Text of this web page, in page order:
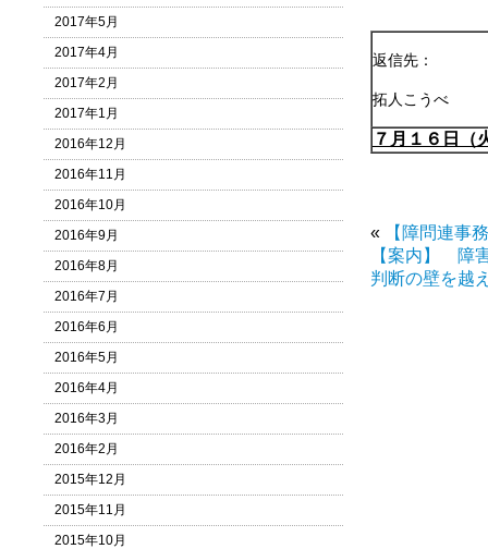
返信先：
拓人こうべ
７月１６日（
«
【障問連事
【案内】 障
判断の壁を越
2017年5月
2017年4月
2017年2月
2017年1月
2016年12月
2016年11月
2016年10月
2016年9月
2016年8月
2016年7月
2016年6月
2016年5月
2016年4月
2016年3月
2016年2月
2015年12月
2015年11月
2015年10月